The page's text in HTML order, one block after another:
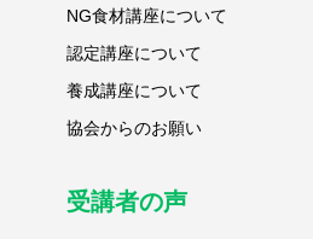
NG食材講座について
認定講座について
養成講座について
協会からのお願い
受講者の声